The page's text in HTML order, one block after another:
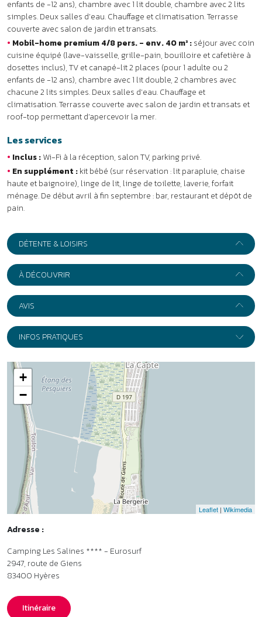
•Inclus :Wi-Fi à la réception, salon TV, parking privé.
•En supplément :kit bébé (sur réservation : lit parapluie, chaise
haute et baignoire), linge de lit, linge de toilette, laverie, forfait
ménage. De début avril à fin septembre : bar, restaurant et dépôt de
pain.
DÉTENTE & LOISIRS
AVIS
INFOS PRATIQUES
−
Leaflet|Wikimedia
Adresse :
Camping Les Salines **** - Eurosurf
2947, route de Giens
83400Hyères
Itinéraire
Accès en train et en bus
Gare d’Hyères à 8 km. Plus d’infos sur
www.sncf-connect.com
•Transport en bus de la gare d’Hyères au camping : ligne 67, arrêt
Campéoles. L’arrêt de bus est devant le camping. Plus d’infos sur
Organisme gestionnaire
•Vacances André Trigano - Membre de l’association Parcours.
Labels et classements